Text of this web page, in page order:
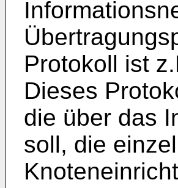
Protokoll ist
Dieses
die über das
soll, die